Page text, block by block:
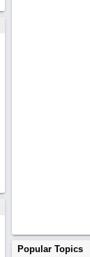
Popular Topics